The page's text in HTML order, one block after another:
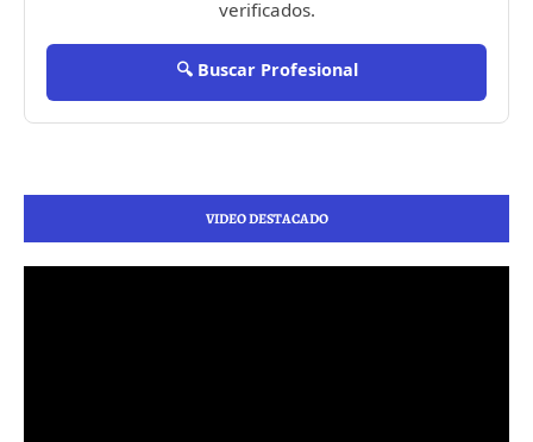
verificados.
🔍 Buscar Profesional
VIDEO DESTACADO